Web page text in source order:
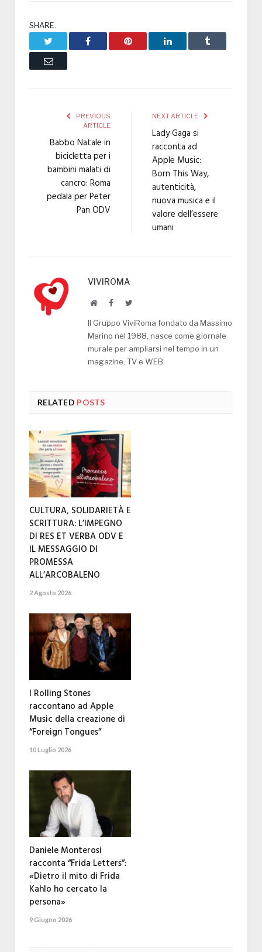
SHARE.
Facebook Pinterest LinkedIn Tumblr
Email
PREVIOUS
ARTICLE
Babbo Natale in
bicicletta per i
bambini malati di
cancro: Roma
pedala per Peter
Pan ODV
NEXT ARTICLE
Lady Gaga si
racconta ad
Apple Music:
Born This Way,
autenticità,
nuova musica e il
valore dell’essere
umani
VIVIROMA
WebsiteFacebookTwitter
Il Gruppo ViviRoma fondato da Massimo
Marino nel 1988, nasce come giornale
murale per ampliarsi nel tempo in un
magazine, TV e WEB.
RELATED POSTS
CULTURA, SOLIDARIETÀ E
SCRITTURA: L’IMPEGNO
DI RES ET VERBA ODV E
IL MESSAGGIO DI
PROMESSA
ALL’ARCOBALENO
2 Agosto 2026
I Rolling Stones
raccontano ad Apple
Music della creazione di
“Foreign Tongues”
10 Luglio 2026
Daniele Monterosi
racconta “Frida Letters”:
«Dietro il mito di Frida
Kahlo ho cercato la
persona»
9 Giugno 2026